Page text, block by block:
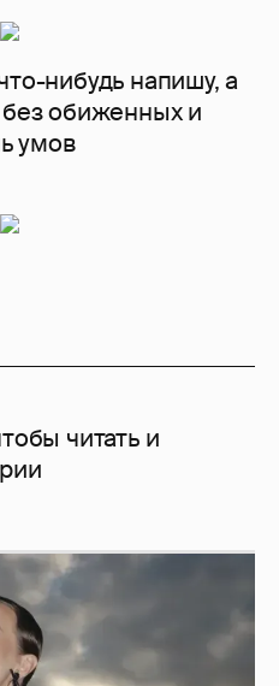
нибудь напишу, а
без обиженных и
умов
читать и